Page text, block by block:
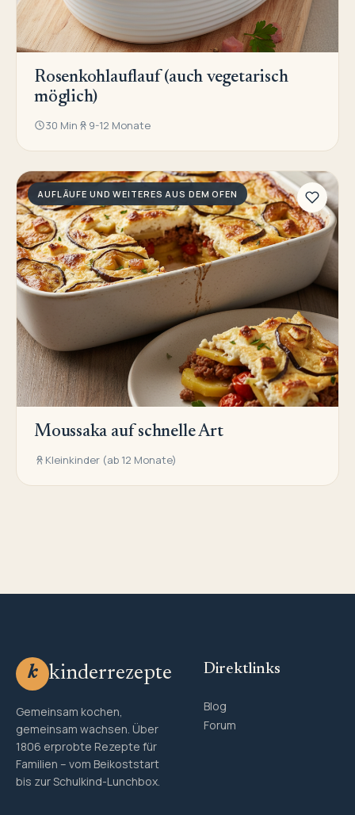
Rosenkohlauflauf (auch vegetarisch
möglich)
30 Min 9-12 Monate
AUFLÄUFE UND WEITERES AUS DEM OFEN
Moussaka auf schnelle Art
Kleinkinder (ab 12 Monate)
k kinderrezepte
Gemeinsam kochen,
gemeinsam wachsen. Über
1806 erprobte Rezepte für
Familien – vom Beikoststart
bis zur Schulkind-Lunchbox.
Direktlinks
Blog
Forum